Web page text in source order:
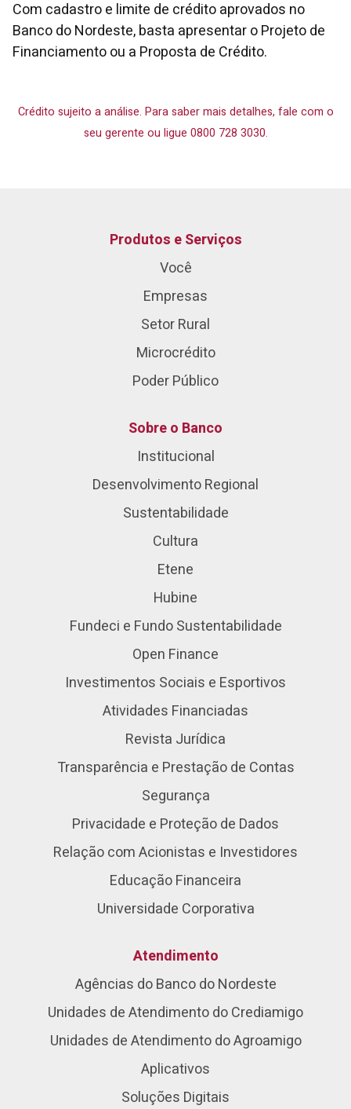
Com cadastro e limite de crédito aprovados no
Banco do Nordeste, basta apresentar o Projeto de
Financiamento ou a Proposta de Crédito.
Crédito sujeito a análise. Para saber mais detalhes, fale com o
seu gerente ou ligue 0800 728 3030.
Produtos e Serviços
Você
Empresas
Setor Rural
Microcrédito
Poder Público
Sobre o Banco
Institucional
Desenvolvimento Regional
Sustentabilidade
Cultura
Etene
Hubine
Fundeci e Fundo Sustentabilidade
Open Finance
Investimentos Sociais e Esportivos
Atividades Financiadas
Revista Jurídica
Transparência e Prestação de Contas
Segurança
Privacidade e Proteção de Dados
Relação com Acionistas e Investidores
Educação Financeira
Universidade Corporativa
Atendimento
Agências do Banco do Nordeste
Unidades de Atendimento do Crediamigo
Unidades de Atendimento do Agroamigo
Aplicativos
Soluções Digitais